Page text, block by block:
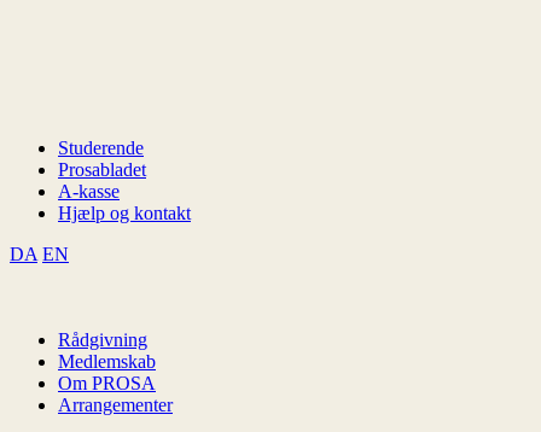
Studerende
Prosabladet
A-kasse
Hjælp og kontakt
DA EN
Rådgivning
Medlemskab
Om PROSA
Arrangementer